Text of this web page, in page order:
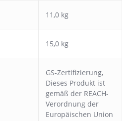
11,0 kg
15,0 kg
GS-Zertifizierung,
Dieses Produkt ist
gemäß der REACH-
Verordnung der
Europäischen Union